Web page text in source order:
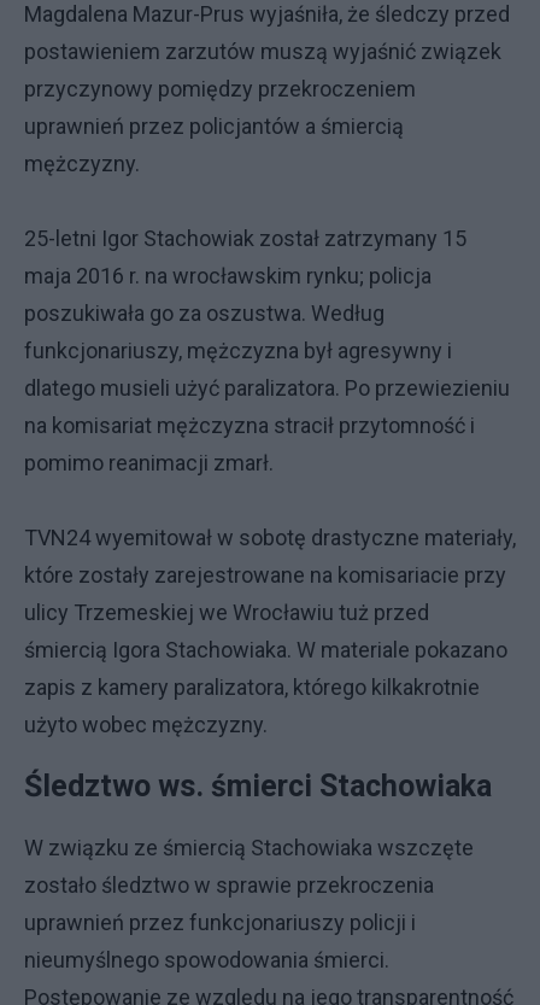
Magdalena Mazur-Prus wyjaśniła, że śledczy przed
postawieniem zarzutów muszą wyjaśnić związek
przyczynowy pomiędzy przekroczeniem
uprawnień przez policjantów a śmiercią
mężczyzny.
25-letni Igor Stachowiak został zatrzymany 15
maja 2016 r. na wrocławskim rynku; policja
poszukiwała go za oszustwa. Według
funkcjonariuszy, mężczyzna był agresywny i
dlatego musieli użyć paralizatora. Po przewiezieniu
na komisariat mężczyzna stracił przytomność i
pomimo reanimacji zmarł.
TVN24 wyemitował w sobotę drastyczne materiały,
które zostały zarejestrowane na komisariacie przy
ulicy Trzemeskiej we Wrocławiu tuż przed
śmiercią Igora Stachowiaka. W materiale pokazano
zapis z kamery paralizatora, którego kilkakrotnie
użyto wobec mężczyzny.
Śledztwo ws. śmierci Stachowiaka
W związku ze śmiercią Stachowiaka wszczęte
zostało śledztwo w sprawie przekroczenia
uprawnień przez funkcjonariuszy policji i
nieumyślnego spowodowania śmierci.
Postępowanie ze względu na jego transparentność